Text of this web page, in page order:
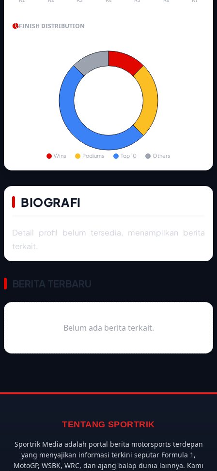
FINISH DISTRIBUTION
Wins Podiums Top 10 Others
BIOGRAFI
Detail profil belum tersedia, menampilkan berita
terkait.
BERITA TERBARU
Belum ada berita terkait.
TENTANG SPORTRIK
Sportrik Media adalah portal berita motorsports terdepan
yang menyajikan informasi terkini seputar Formula 1,
MotoGP, WSBK, WRC, dan ajang balap dunia lainnya. Kami